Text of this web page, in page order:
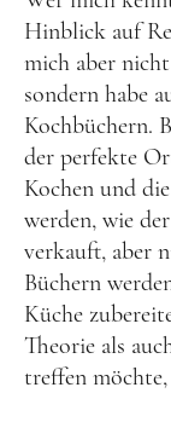
Hinblick auf
mich aber
sondern habe
Kochbüchern.
der perfekte
Kochen und
werden, wie
verkauft, aber
Büchern
Küche
Theorie als
treffen